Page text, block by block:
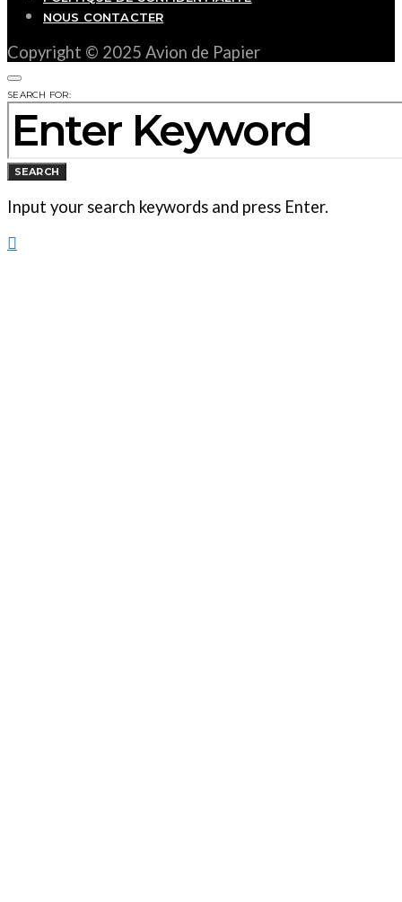
NOUS CONTACTER
Copyright © 2025 Avion de Papier
SEARCH FOR:
SEARCH
Input your search keywords and press Enter.